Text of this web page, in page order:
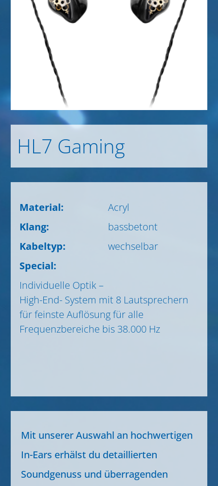
HL7 Gaming
Material:
Acryl
Klang:
bassbetont
Kabeltyp:
wechselbar
Special:
Individuelle Optik –
High-End- System mit 8 Lautsprechern
für feinste Auflösung für alle
Frequenzbereiche bis 38.000 Hz
Mit unserer Auswahl an hochwertigen
In-Ears erhälst du detaillierten
Soundgenuss und überragenden